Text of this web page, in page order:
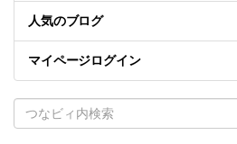
人気のブログ
マイページログイン